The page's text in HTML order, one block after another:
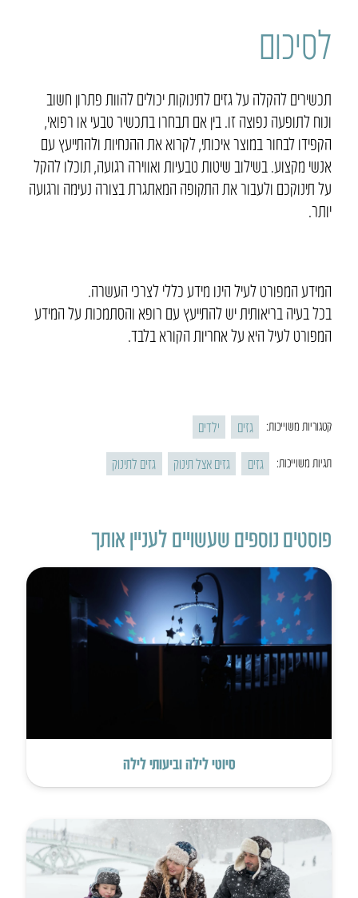
לסיכום
תכשירים להקלה על גזים לתינוקות יכולים להוות פתרון חשוב
ונוח לתופעה נפוצה זו. בין אם תבחרו בתכשיר טבעי או רפואי,
הקפידו לבחור במוצר איכותי, לקרוא את ההנחיות ולהתייעץ עם
אנשי מקצוע. בשילוב שיטות טבעיות ואווירה רגועה, תוכלו להקל
על תינוקכם ולעבור את התקופה המאתגרת בצורה נעימה ורגועה
יותר.
המידע המפורט לעיל הינו מידע כללי לצרכי העשרה.
בכל בעיה בריאותית יש להתייעץ עם רופא והסתמכות על המידע
המפורט לעיל היא על אחריות הקורא בלבד.
קטגוריות משוייכות: גזים ילדים
תגיות משוייכות: גזים גזים אצל תינוק גזים לתינוק
פוסטים נוספים שעשויים לעניין אותך
סיוטי לילה וביעותי לילה